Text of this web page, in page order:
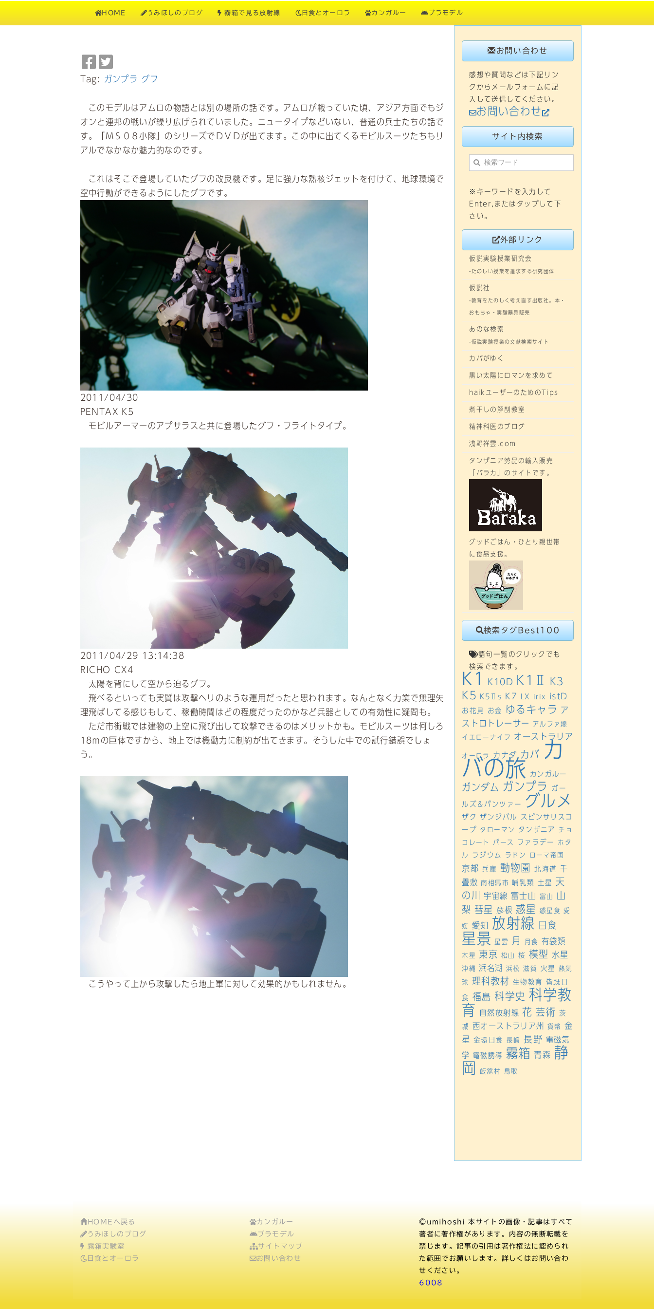
HOME うみほしのブログ 霧箱で見る放射線 日食とオーロラ カンガルー プラモデル
Facebook
で
シ
ア
で
シ
ア
Tag: ガンプラ グフ
このモデルはアムロの物語とは別の場所の話です。アムロが戦っていた頃、アジア方面でもジ
オンと連邦の戦いが繰り広げられていました。ニュータイプなどいない、普通の兵士たちの話で
す。「ＭＳ０８小隊」のシリーズでＤＶＤが出てます。この中に出てくるモビルスーツたちもリ
アルでなかなか魅力的なのです。
これはそこで登場していたグフの改良機です。足に強力な熱核ジェットを付けて、地球環境で
空中行動ができるようにしたグフです。
2011/04/30
PENTAX K5
モビルアーマーのアプサラスと共に登場したグフ・フライトタイプ。
2011/04/29 13:14:38
RICHO CX4
太陽を背にして空から迫るグフ。
飛べるといっても実質は攻撃ヘリのような運用だったと思われます。なんとなく力業で無理矢
理飛ばしてる感じもして、稼働時間はどの程度だったのかなど兵器としての有効性に疑問も。
ただ市街戦では建物の上空に飛び出して攻撃できるのはメリットかも。モビルスーツは何しろ
18ｍの巨体ですから、地上では機動力に制約が出てきます。そうした中での試行錯誤でしょ
う。
こうやって上から攻撃したら地上軍に対して効果的かもしれません。
お問い合わせ
感想や質問などは下記リン
クからメールフォームに記
入して送信してください。
お問い合わせ
サイト内検索
※キーワードを入力して
Enter,またはタップして下
さい。
外部リンク
仮説実験授業研究会
-たのしい授業を追求する研究団体
仮説社
-教育をたのしく考え直す出版社。本・
おもちゃ・実験器具販売
あのな検索
-仮説実験授業の文献検索サイト
カバがゆく
黒い太陽にロマンを求めて
haikユーザーのためのTips
煮干しの解剖教室
精神科医のブログ
浅野祥雲.com
タンザニア勢品の輸入販売
「バラカ」のサイトです。
グッドごはん・ひとり親世帯
に食品支援。
検索タグBest100
語句一覧のクリックでも
検索できます。
K1 K10D K1Ⅱ K3
K5 K5Ⅱs K7 LX irix istD
お花見 お金 ゆるキャラ ア
ストロトレーサー
アルファ線
イエローナイフ
オーストラリア
オーロラ カナダ カバ カ
バの旅 カンガルー
ガンダム ガンプラ ガー
ルズ＆パンツァー グルメ
ザク ザンジバル
スピンサリスコ
ープ タローマン タンザニア
チョ
コレート
パース ファラデー
ホタ
ル
ラジウム ラドン ローマ帝国
京都 兵庫 動物園 北海道 千
畳敷 南相馬市 哺乳類 土星
天
の川
宇宙線 富士山 富山
山
梨 彗星 彦根 惑星 惑星食 愛
媛 愛知 放射線 日食
星景 星雲 月 月食 有袋類
木星 東京 松山 桜 模型 水星
沖縄 浜名湖 浜松 滋賀 火星
熱気
球
理科教材 生物教育 皆既日
食 福島 科学史 科学教
育
自然放射線 花 芸術 茨
城 西オーストラリア州 貨幣
金
星 金環日食 長崎 長野 電磁気
学 電磁誘導 霧箱 青森 静
岡
飯舘村 鳥取
HOMEへ戻る
うみほしのブログ
霧箱実験室
日食とオーロラ
カンガルー
プラモデル
サイトマップ
お問い合わせ
©umihoshi
本サイトの画像・記事はすべて
著者に著作権があります。内容の無断転載を
禁じます。記事の引用は著作権法に認められ
た範囲でお願いします。詳しくはお問い合わ
せください。
6008